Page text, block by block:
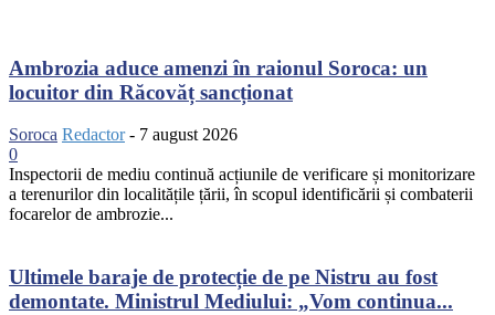
Ambrozia aduce amenzi în raionul Soroca: un
locuitor din Răcovăț sancționat
Soroca Redactor - 7 august 2026
0
Inspectorii de mediu continuă acțiunile de verificare și monitorizare
a terenurilor din localitățile țării, în scopul identificării și combaterii
focarelor de ambrozie...
Ultimele baraje de protecție de pe Nistru au fost
demontate. Ministrul Mediului: „Vom continua...